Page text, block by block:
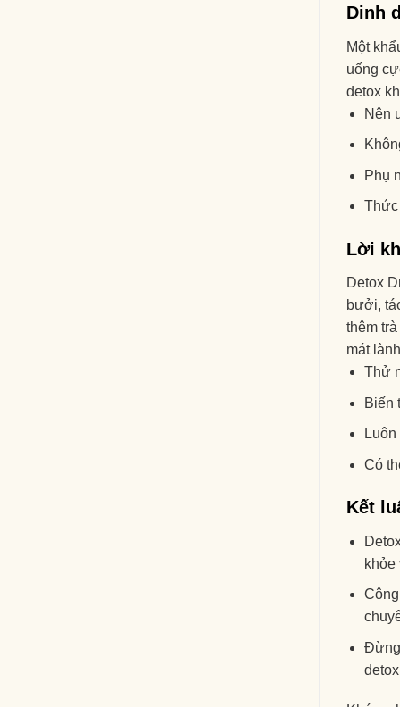
Dinh
Một
uống
detox
Nên
Phụ
Thức
Lời
Detox
bưởi,
thêm
mát
Thử
Biến
Có
Kết
Đừng